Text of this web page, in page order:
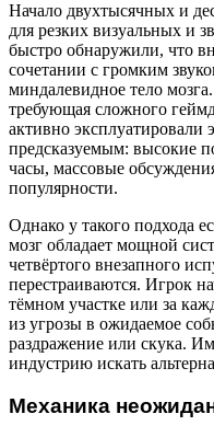
Начало двухтысячных и
для резких визуальных и
быстро обнаружили, что
сочетании с громким
миндалевидное тело
требующая сложного
активно эксплуатировали
предсказуемым: высокие
часы, массовые
популярности.
Однако у такого подхода
мозг обладает мощной
четвёртого внезапного
перестраиваются. Игрок
тёмном участке или за
из угрозы в ожидаемое
раздражение или скука.
индустрию искать
Механика